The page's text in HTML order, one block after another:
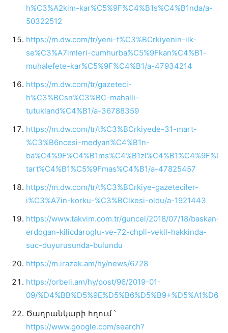
h%C3%A2kim-kar%C5%9F%C4%B1s%C4%B1nda/a-
50322512
https://m.dw.com/tr/yeni-t%C3%BCrkiyenin-ilk-
se%C3%A7imleri-cumhurba%C5%9Fkan%C4%B1-
muhalefete-kar%C5%9F%C4%B1/a-47934214
https://m.dw.com/tr/gazeteci-
h%C3%BCsn%C3%BC-mahalli-
tutukland%C4%B1/a-36788359
https://m.dw.com/tr/t%C3%BCrkiyede-31-mart-
%C3%B6ncesi-medyan%C4%B1n-
tart%C4%B1%C5%9Fmas%C4%B1/a-47825457
https://m.dw.com/tr/t%C3%BCrkiye-gazeteciler-
i%C3%A7in-korku-%C3%BClkesi-oldu/a-1921443
https://www.takvim.com.tr/guncel/2018/07/18/baskan-
erdogan-kilicdaroglu-ve-72-chpli-vekil-hakkinda-
suc-duyurusunda-bulundu
https://m.irazek.am/hy/news/6728
https://orbeli.am/hy/post/96/2019-01-
09/
Ծաղրանկարի հղում ՝
https://www.google.com/search?